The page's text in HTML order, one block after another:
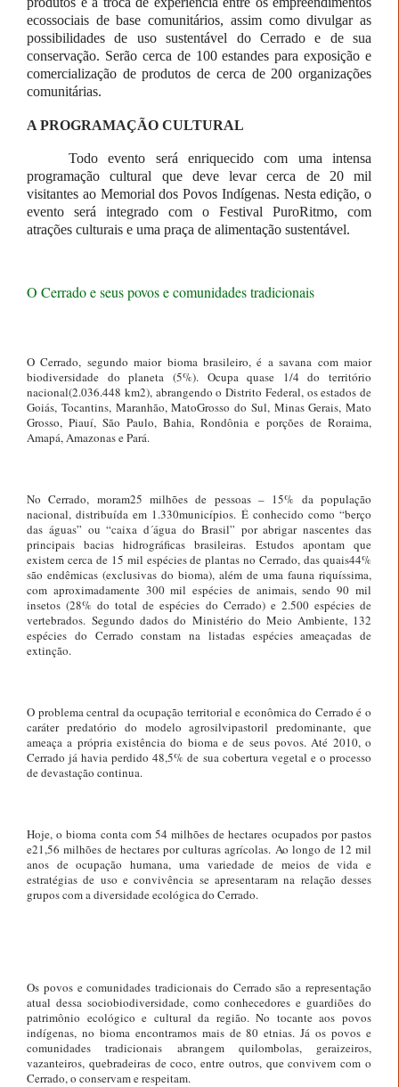
ecossociais de base comunitários, assim comodivulgar as
possibilidades de uso sustentável do Cerrado e de sua
conservação. Serão cerca de 100 estandes para exposição e
comercialização de produtos de cerca de 200 organizações
comunitárias.
A PROGRAMAÇÃO CULTURAL
Todo evento será enriquecido com uma intensa
programação cultural que deve levar cerca de 20 mil
visitantes ao Memorial dos Povos Indígenas. Nesta edição, o
evento será integrado com o Festival PuroRitmo, com
atrações culturais e uma praça de alimentação sustentável.
O Cerrado e seus povos e comunidades tradicionais
O Cerrado, segundo maior bioma brasileiro, é a savana com maior
biodiversidade do planeta (5%). Ocupa quase 1/4 do território
nacional(2.036.448 km2), abrangendo o Distrito Federal, os estados de
Goiás, Tocantins, Maranhão, MatoGrosso do Sul, Minas Gerais, Mato
Grosso, Piauí, São Paulo, Bahia, Rondônia e porções de Roraima,
Amapá, Amazonas e Pará.
No Cerrado, moram25 milhões de pessoas – 15% da população
nacional, distribuída em 1.330municípios. É conhecido como “berço
das águas” ou “caixa d´água do Brasil” por abrigar nascentes das
principais bacias hidrográficas brasileiras. Estudos apontam que
existem cerca de 15 mil espécies de plantas no Cerrado, das quais44%
são endêmicas (exclusivas do bioma), além de uma fauna riquíssima,
com aproximadamente 300 mil espécies de animais, sendo 90 mil
insetos (28% do total de espécies do Cerrado) e 2.500 espécies de
vertebrados. Segundo dados do Ministério do Meio Ambiente, 132
espécies do Cerrado constam na listadas espécies ameaçadas de
extinção.
O problema central da ocupação territorial e econômica do Cerrado é o
caráter predatório do modelo agrosilvipastoril predominante, que
ameaça a própria existência do bioma e de seus povos. Até 2010, o
Cerrado já havia perdido 48,5% de sua cobertura vegetal e o processo
de devastação continua.
Hoje, o bioma conta com 54 milhões de hectares ocupados por pastos
e21,56 milhões de hectares por culturas agrícolas. Ao longo de 12 mil
anos de ocupação humana, uma variedade de meios de vida e
estratégias de uso e convivência se apresentaram na relação desses
grupos com a diversidade ecológica do Cerrado.
Os povos e comunidades tradicionais do Cerrado são a representação
atual dessa sociobiodiversidade, como conhecedores e guardiões do
patrimônio ecológico e cultural da região. No tocante aos povos
indígenas, no bioma encontramos mais de 80 etnias. Já os povos e
comunidades tradicionais abrangem quilombolas, geraizeiros,
vazanteiros, quebradeiras de coco, entre outros, que convivem com o
Cerrado, o conservam e respeitam.